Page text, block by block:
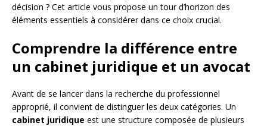
décision ? Cet article vous propose un tour d’horizon des
éléments essentiels à considérer dans ce choix crucial.
Comprendre la différence entre
un cabinet juridique et un avocat
Avant de se lancer dans la recherche du professionnel
approprié, il convient de distinguer les deux catégories. Un
cabinet juridique est une structure composée de plusieurs